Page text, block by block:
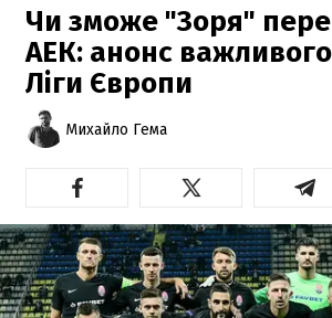
Чи зможе "Зоря"
АЕК: анонс
Ліги Європи
Михайло Гема